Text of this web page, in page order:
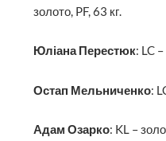
золото, PF, 63 кг.
Юліана Перестюк: LC
Остап Мельниченко:
Адам Озарко: KL –